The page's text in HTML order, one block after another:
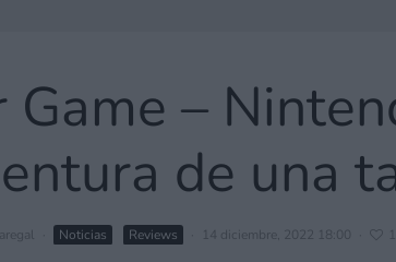
–
de una
Noticias Reviews 14 diciembre, 2022 18:00 1